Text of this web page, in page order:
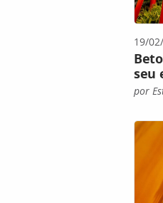
19/
seu
por